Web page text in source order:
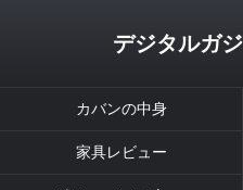
デジタルガ
カバンの中身
家具レビュー